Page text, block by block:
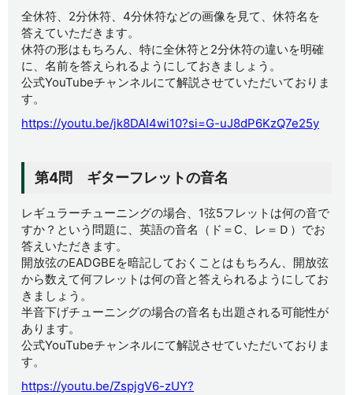
全休符、2分休符、4分休符などの画像を見て、休符名を
答えていただきます。
休符の形はもちろん、特に全休符と2分休符の違いを明確
に、名前を答えられるようにしておきましょう。
公式YouTubeチャンネルにて解説させていただいておりま
す。
https://youtu.be/jk8DAI4wi10?si=G-uJ8dP6KzQ7e25y
第4問 ギターフレットの音名
レギュラーチューニングの場合、1弦5フレットは何の音で
すか？という問題に、英語の音名（ド＝C、レ＝Ｄ）でお
答えいただきます。
開放弦のEADGBEを暗記しておくことはもちろん、開放弦
から数えて何フレットは何の音と答えられるようにしてお
きましょう。
半音下げチューニングの場合の音名も出題される可能性が
あります。
公式YouTubeチャンネルにて解説させていただいておりま
す。
https://youtu.be/ZspjgV6-zUY?